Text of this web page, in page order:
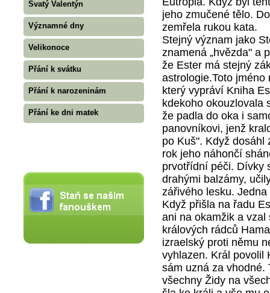
Svatý Valentýn
Významné dny
Velikonoce
Přání k svátku
Přání k narozeninám
Přání ke dni matek
jeho zmučené tělo.
zemřela rukou kata.
Stejný význam jako
znamená „hvězda" a
že Ester má stejný
astrologie.Toto
který vypráví Kniha
kdekoho okouzlovala
že padla do oka i
panovníkovi, jenž
po Kuš". Když dosáhl
rok jeho náhončí
prvotřídní péči. Dívky
drahými balzámy,
zářivého lesku.
Když přišla na řadu
ani na okamžik a vzal
králových rádců
izraelský proti němu
vyhlazen. Král povolil
sám uzná za vhodné.
všechny Židy na